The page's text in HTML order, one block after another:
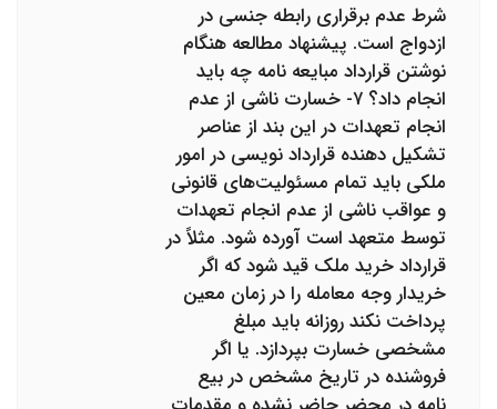
شرط عدم برقراری رابطه جنسی در
ازدواج است. پیشنهاد مطالعه هنگام
نوشتن قرارداد مبایعه نامه چه باید
انجام داد؟ ۷- خسارت ناشی از عدم
انجام تعهدات در این بند از عناصر
تشکیل دهنده قرارداد نویسی در امور
ملکی باید تمام مسئولیت‌های قانونی
و عواقب ناشی از عدم انجام تعهدات
توسط متعهد است آورده شود. مثلاً در
قرارداد خرید ملک قید شود که اگر
خریدار وجه معامله را در زمان معین
پرداخت نکند روزانه باید مبلغ
مشخصی خسارت بپردازد. یا اگر
فروشنده در تاریخ مشخص در بیع